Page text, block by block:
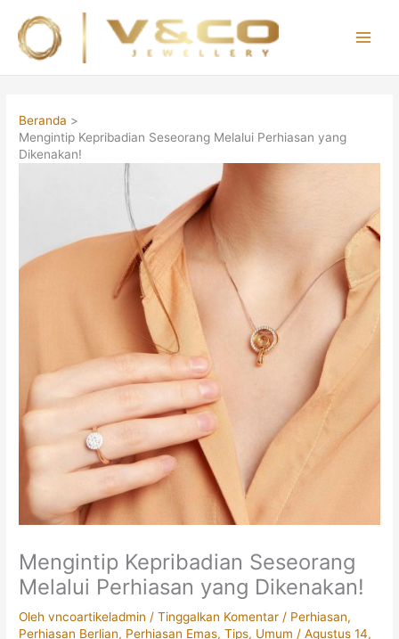
konten
Beranda
Mengintip Kepribadian Seseorang Melalui Perhiasan yang
Dikenakan!
Mengintip Kepribadian Seseorang
Melalui Perhiasan yang Dikenakan!
Olehvncoartikeladmin /Tinggalkan Komentar / Perhiasan,
Perhiasan Berlian, Perhiasan Emas,Tips, Umum /Agustus 14,